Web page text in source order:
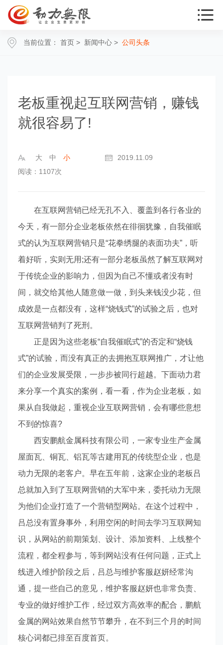
当前位置： 首页 > 新闻中心 > 公司头条
老板重视起互联网营销，赚钱
就很容易了!
大 中 小
2019.11.09
阅读：1107次
在互联网营销已经无孔不入、覆盖到各行各业的
今天，有一部分企业老板依然在徘徊犹豫，自我催眠
式的认为互联网营销只是“花拳绣腿的表面功夫”，听
着好听，实则无用;还有一部分老板虽然了解互联网对
于传统企业的影响力，但因为自己不懂或者没有时
间，就交给其他人随意做一做，到头来钱没少花，但
成效是一点都没有，这样“烧钱式”的试验之后，也对
互联网营销判了死刑。
正是因为这些老板“自我催眠式”的否定和“烧钱
式”的试验，而没有真正的去拥抱互联网推广，才让他
们的企业发展受限，一步步被同行超越。下面动力君
来分享一个真实的案例，看一看，作为企业老板，如
果从自我做起，重视企业互联网营销，会有哪些意想
不到的惊喜?
西安鹏航金属科技有限公司，一家专业生产金属
屋面瓦、铜瓦、铝瓦等古建用瓦的传统型企业，也是
动力无限的老客户。早在五年前，这家企业的老板吕
总就加入到了互联网营销的大军中来，委托动力无限
为他们企业打造了一个营销型网站。在这个过程中，
吕总没有置身事外，利用空闲的时间去学习互联网知
识，从网站的前期策划、设计、添加资料、上线整个
流程，都全程参与，等到网站没有任何问题，正式上
线进入维护阶段之后，吕总与维护客服赵妍经常沟
通，提一些自己的意见，维护客服赵妍也非常负责、
专业的做好维护工作，经过双方高效率的配合，鹏航
金属的网站效果自然节节攀升，在不到三个月的时间
核心词都已排至百度首页。